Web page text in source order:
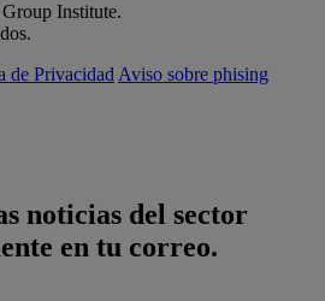
Institute.
de Privacidad Aviso sobre phising
noticias del sector
en tu correo.